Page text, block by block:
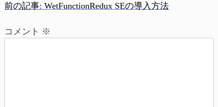
投
稿
前の記事: WetFunctionRedux SEの導入方法
コメント ※